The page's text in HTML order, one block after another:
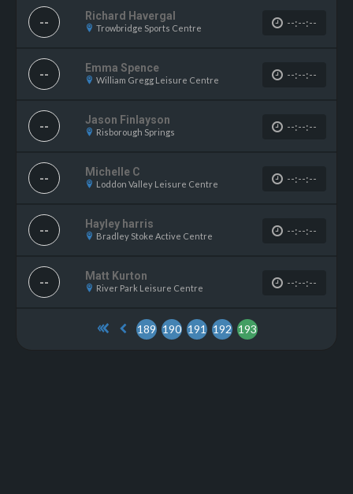
-- Richard Havergal
Trowbridge Sports Centre --:--:--
-- Emma Spence
William Gregg Leisure Centre --:--:--
-- Jason Finlayson
Risborough Springs --:--:--
-- Michelle C
Loddon Valley Leisure Centre --:--:--
-- Hayley harris
Bradley Stoke Active Centre --:--:--
-- Matt Kurton
River Park Leisure Centre --:--:--
189 190 191 192 193